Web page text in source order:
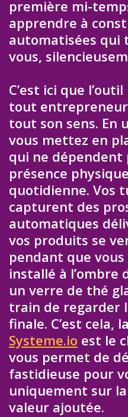
première mi-
apprendre à
automatisées qui
vous,
C’est ici que
tout
tout son sens. En
vous mettez en
qui ne dépendent
présence
quotidienne. Vos
capturent des
automatiques
vos produits se
pendant que
installé à l’ombre
un verre de thé
train de regarder
finale. C’est cela,
Systeme.io est le
vous permet de
fastidieuse pour
uniquement sur
valeur ajoutée.